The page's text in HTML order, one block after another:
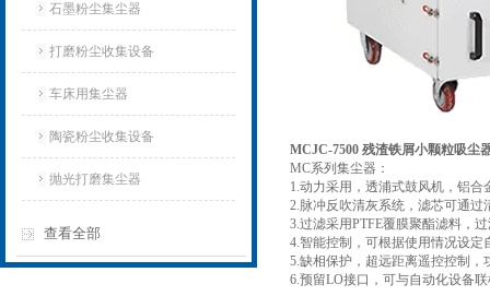
石墨粉尘集尘器
打磨粉尘收集设备
车床用集尘器
陶瓷粉尘收集设备
抛光打磨集尘器
查看全部
MCJC-7500 残渣铁屑小颗粒吸尘
MC系列集尘器：
1.动力采用，透浦式鼓风机，铝
2.脉冲反吹清灰系统，滤芯可通
3.过滤采用PTFE覆膜聚酯滤料，
4.智能控制，可根据使用情况设定
5.缺相保护，超远距离遥控控制，
6.预留LO接口，可与自动化设备